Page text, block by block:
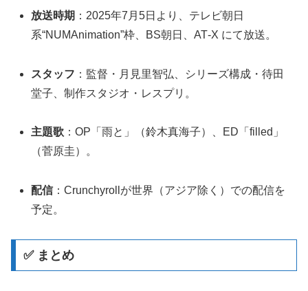
放送時期 ：2025年7月5日より、テレビ朝日
系“NUMAnimation”枠、BS朝日、AT‑X にて放送。
スタッフ ：監督・月見里智弘、シリーズ構成・待田
堂子、制作スタジオ・レスプリ 。
主題歌 ：OP「雨と」（鈴木真海子）、ED「filled」
（菅原圭）
。
配信：Crunchyrollが世界（アジア除く）での配信を
予定。
✅ まとめ